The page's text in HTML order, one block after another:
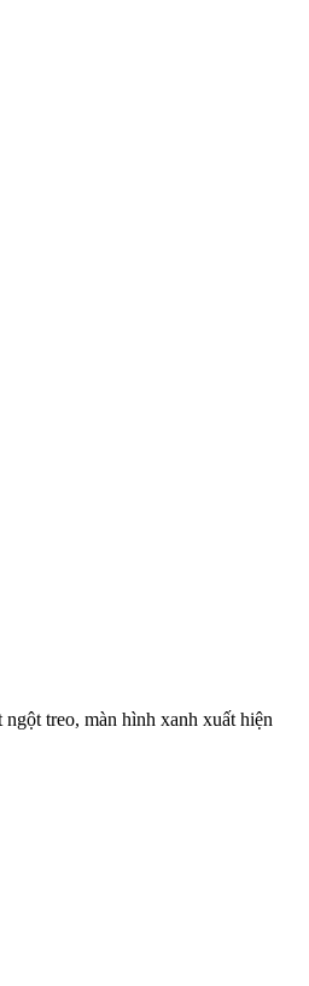
treo, màn hình xanh xuất hiện